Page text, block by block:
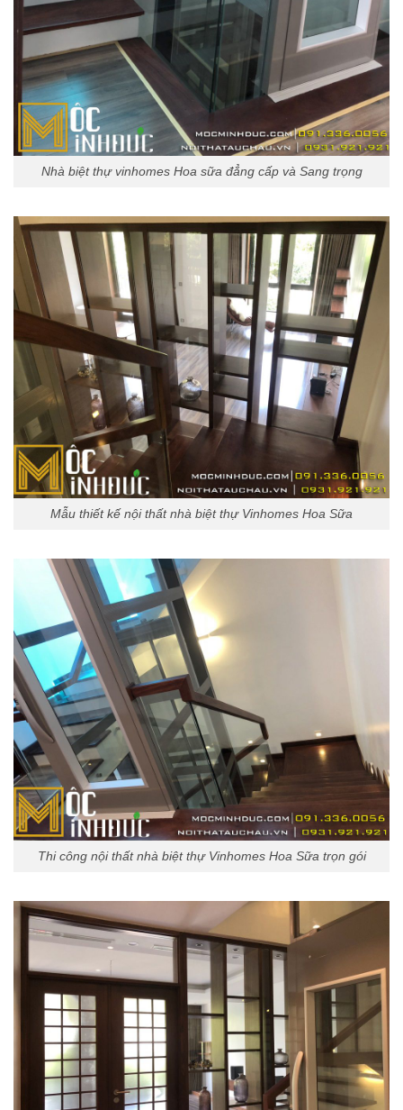
Nhà biệt thự vinhomes Hoa sữa đẳng cấp và Sang trọng
Mẫu thiết kế nội thất nhà biệt thự Vinhomes Hoa Sữa
Thi công nội thất nhà biệt thự Vinhomes Hoa Sữa trọn gói